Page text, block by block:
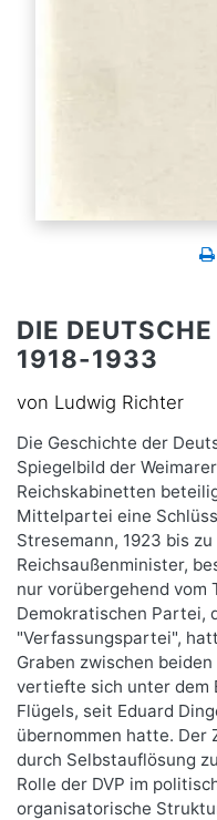
DIE
1918-1933
von Ludwig Richter
Die Geschichte der
Spiegelbild der
Reichskabinetten
Mittelpartei eine
Stresemann, 1923 bis
Reichsaußenminister,
nur vorübergehend vom
Demokratischen Partei,
"Verfassungspartei",
Graben zwischen
vertiefte sich unter dem
Flügels, seit Eduard
übernommen hatte. Der
durch Selbstauflösung
Rolle der DVP im
organisatorische